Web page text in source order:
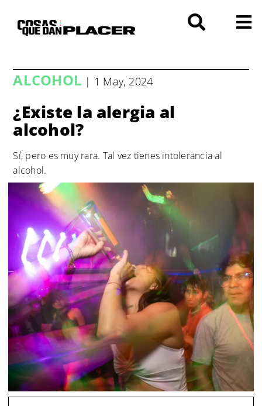
contenido
ALCOHOL | 1 May, 2024
¿Existe la alergia al
alcohol?
Sí, pero es muy rara. Tal vez tienes intolerancia al
alcohol.